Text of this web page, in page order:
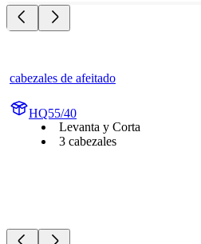
cabezales de afeitado
HQ55/40
Levanta y Corta
3 cabezales